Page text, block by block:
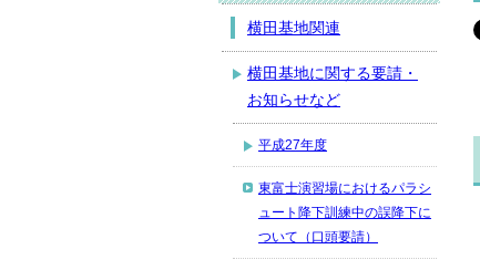
横田基地関連
横田基地に関する要請・
お知らせなど
平成27年度
東富士演習場におけるパラシ
ュート降下訓練中の誤降下に
ついて（口頭要請）